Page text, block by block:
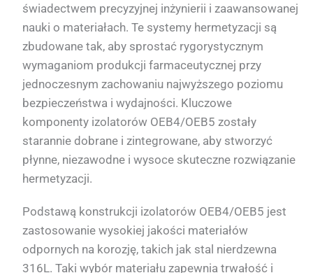
świadectwem precyzyjnej inżynierii i zaawansowanej
nauki o materiałach. Te systemy hermetyzacji są
zbudowane tak, aby sprostać rygorystycznym
wymaganiom produkcji farmaceutycznej przy
jednoczesnym zachowaniu najwyższego poziomu
bezpieczeństwa i wydajności. Kluczowe
komponenty izolatorów OEB4/OEB5 zostały
starannie dobrane i zintegrowane, aby stworzyć
płynne, niezawodne i wysoce skuteczne rozwiązanie
hermetyzacji.
Podstawą konstrukcji izolatorów OEB4/OEB5 jest
zastosowanie wysokiej jakości materiałów
odpornych na korozję, takich jak stal nierdzewna
316L. Taki wybór materiału zapewnia trwałość i